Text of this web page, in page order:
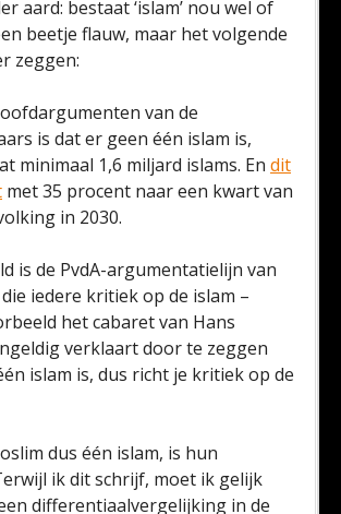
aard: bestaat ‘islam’ nou wel of
beetje flauw, maar het volgende
zeggen:
van de
is dat er geen één islam is,
minimaal 1,6 miljard islams. En dit
met 35 procent naar een kwart van
in 2030.
is de PvdA-argumentatielijn van
die iedere kritiek op de islam –
het cabaret van Hans
verklaart door te zeggen
islam is, dus richt je kritiek op de
dus één islam, is hun
ik dit schrijf, moet ik gelijk
differentiaalvergelijking in de